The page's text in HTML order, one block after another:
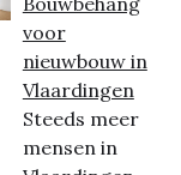
voor
nieuwbouw in
Vlaardingen
Steeds meer
mensen in